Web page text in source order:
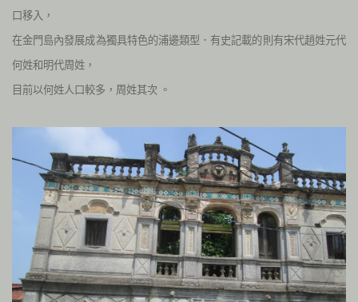
口移入，
在金門島內發展成為獨具特色的浦邊類型．有史記載的則有宋代趙姓元代
何姓和明代周姓，
目前以何姓人口較多，周姓其次 。